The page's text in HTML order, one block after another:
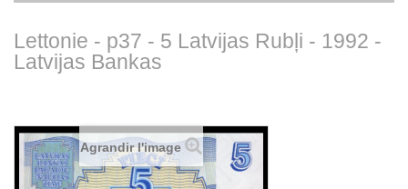
Lettonie - p37 - 5 Latvijas Rubļi - 1992 -
Latvijas Bankas
Agrandir l'image